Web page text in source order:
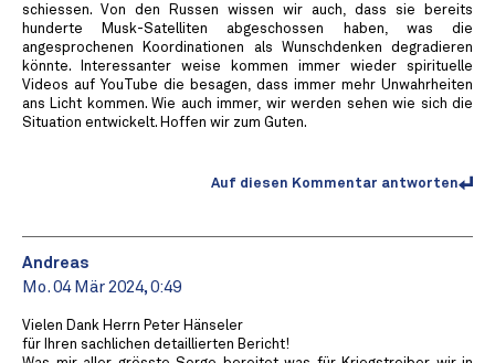
schiessen. Von den Russen wissen wir auch, dass sie bereits
hunderte Musk-Satelliten abgeschossen haben, was die
angesprochenen Koordinationen als Wunschdenken degradieren
könnte. Interessanter weise kommen immer wieder spirituelle
Videos auf YouTube die besagen, dass immer mehr Unwahrheiten
ans Licht kommen. Wie auch immer, wir werden sehen wie sich die
Situation entwickelt. Hoffen wir zum Guten.
Auf diesen Kommentar antworten
Andreas
Mo. 04 Mär 2024, 0:49
Vielen Dank Herrn Peter Hänseler
für Ihren sachlichen detaillierten Bericht!